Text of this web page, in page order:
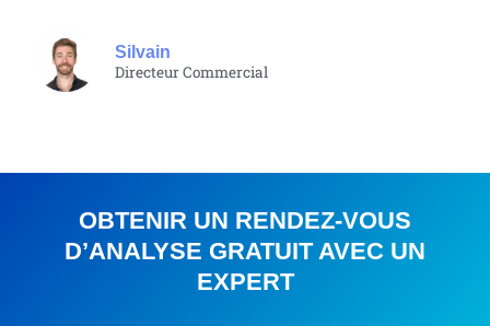
Silvain
Directeur Commercial
OBTENIR UN RENDEZ-VOUS
D’ANALYSE GRATUIT AVEC UN
EXPERT